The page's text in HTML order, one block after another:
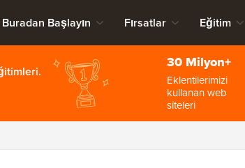
Buradan Başlayın Fırsatlar Eğitim
30 Milyon+
Eklentilerimizi
kullanan web
siteleri